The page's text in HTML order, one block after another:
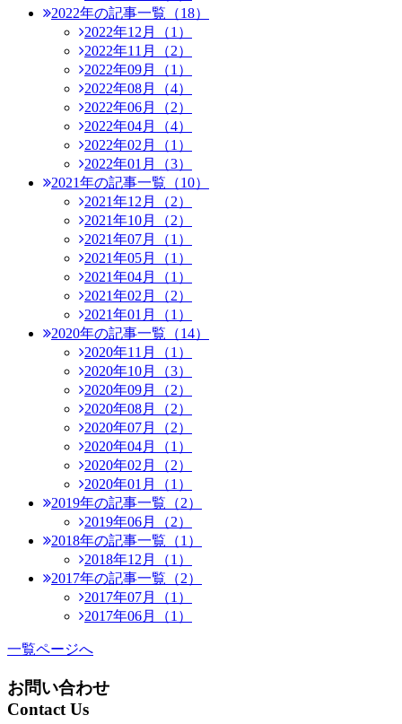
2022年の記事一覧（18）
2022年12月（1）
2022年11月（2）
2022年09月（1）
2022年08月（4）
2022年06月（2）
2022年04月（4）
2022年02月（1）
2022年01月（3）
2021年の記事一覧（10）
2021年12月（2）
2021年10月（2）
2021年07月（1）
2021年05月（1）
2021年04月（1）
2021年02月（2）
2021年01月（1）
2020年の記事一覧（14）
2020年11月（1）
2020年10月（3）
2020年09月（2）
2020年08月（2）
2020年07月（2）
2020年04月（1）
2020年02月（2）
2020年01月（1）
2019年の記事一覧（2）
2019年06月（2）
2018年の記事一覧（1）
2018年12月（1）
2017年の記事一覧（2）
2017年07月（1）
2017年06月（1）
一覧ページへ
お問い合わせ
Contact Us